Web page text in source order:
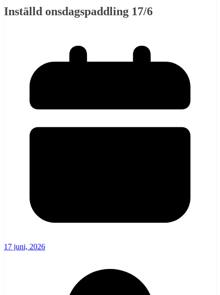
Inställd onsdagspaddling 17/6
17 juni, 2026